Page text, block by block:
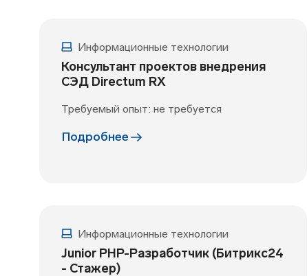
Информационные технологии
Консультант проектов внедрения
СЭД Directum RX
Требуемый опыт: не требуется
Подробнее
Информационные технологии
Junior PHP-Разработчик (Битрикс24
- Стажер)